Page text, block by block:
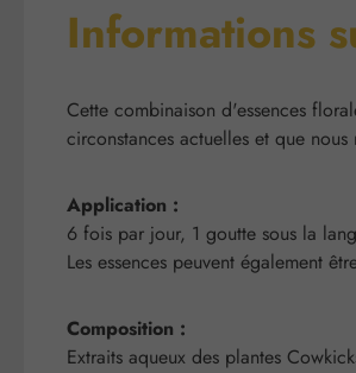
Informations
Cette combinaison d'essences
circonstances actuelles et que
Application :
6 fois par jour, 1 goutte sous la
Les essences peuvent également
Composition :
Extraits aqueux des plantes